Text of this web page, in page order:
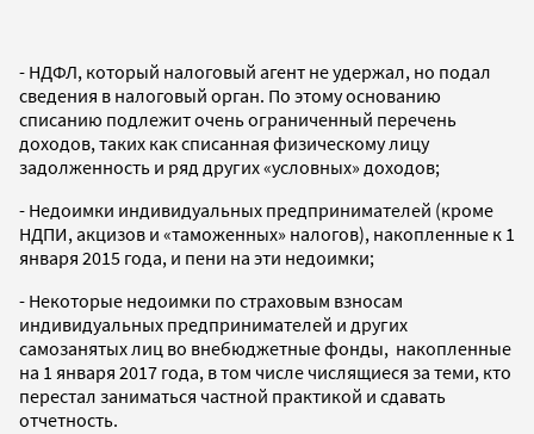
- НДФЛ, который налоговый агент не удержал, но подал
сведения в налоговый орган. По этому основанию
списанию подлежит очень ограниченный перечень
доходов, таких как списанная физическому лицу
задолженность и ряд других «условных» доходов;
- Недоимки индивидуальных предпринимателей (кроме
НДПИ, акцизов и «таможенных» налогов), накопленные к 1
января 2015 года, и пени на эти недоимки;
- Некоторые недоимки по страховым взносам
индивидуальных предпринимателей и других
самозанятых лиц во внебюджетные фонды, накопленные
на 1 января 2017 года, в том числе числящиеся за теми, кто
перестал заниматься частной практикой и сдавать
отчетность.